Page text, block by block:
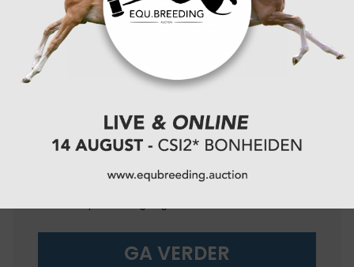
€55,00/jaar
Onbeperkt toegang tot alle digitale content
van equnews
equitube
GA VERDER